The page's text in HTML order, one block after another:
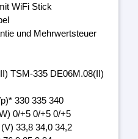
WiFi Stick
und Mehrwertsteuer
TSM-335 DE06M.08(II)
330 335 340
0/+5 0/+5 0/+5
33,8 34,0 34,2